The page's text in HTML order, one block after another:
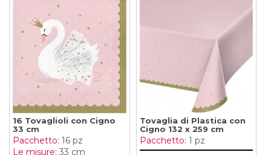
16 Tovaglioli con Cigno
33 cm
Pacchetto: 16 pz
Le misure: 33 cm
Tovaglia di Plastica con
Cigno 132 x 259 cm
Pacchetto: 1 pz